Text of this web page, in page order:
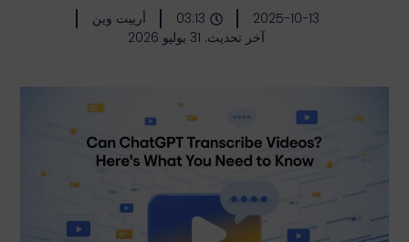
2025-10-13
03:13
أرييت وين
آخر تحديث: 31 يوليو 2026